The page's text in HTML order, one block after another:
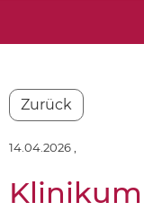
Zurück
14.04.2026